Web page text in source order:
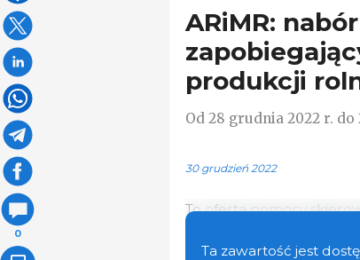
0
ARiMR:
produkcji
Od 28 grudnia 2022 r.
30 grudzień 2022
To oferta pomocy
urządzenia chroniące
Ta zawartość jest